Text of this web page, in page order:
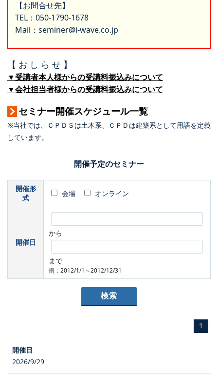
【お問合せ先】
TEL：050-1790-1678
Mail：seminer@i-wave.co.jp
【 お し ら せ 】
▼受講者本人様からの受講料振込みについて
▼会社担当者様からの受講料振込みについて
セミナー開催スケジュール一覧
※当社では、ＣＰＤＳは土木系、ＣＰＤは建築系として用語を定義
しています。
開催予定のセミナー
開催形
式
会場 オンライン
開催日
から
まで
例：2012/1/1～2012/12/31
1
2026/9/29